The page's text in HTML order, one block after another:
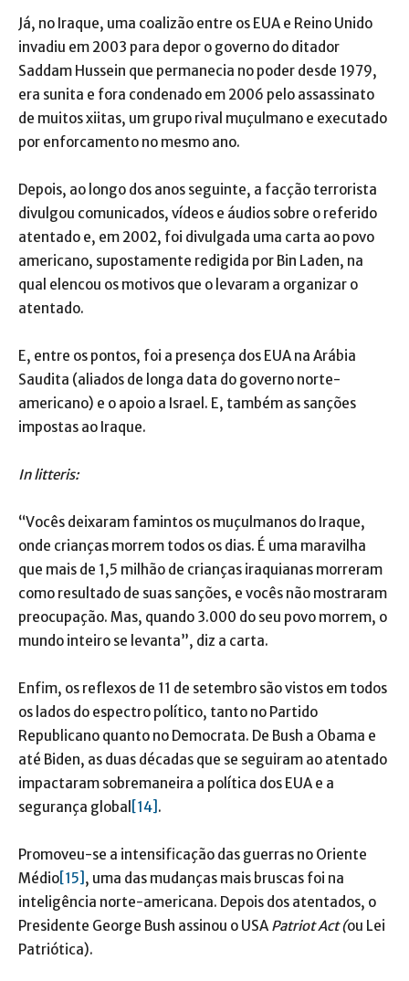
Já, no Iraque, uma coalizão entre os EUA e Reino Unido
invadiu em 2003 para depor o governo do ditador
Saddam Hussein que permanecia no poder desde 1979,
era sunita e fora condenado em 2006 pelo assassinato
de muitos xiitas, um grupo rival muçulmano e executado
por enforcamento no mesmo ano.
Depois, ao longo dos anos seguinte, a facção terrorista
divulgou comunicados, vídeos e áudios sobre o referido
atentado e, em 2002, foi divulgada uma carta ao povo
americano, supostamente redigida por Bin Laden, na
qual elencou os motivos que o levaram a organizar o
atentado.
E, entre os pontos, foi a presença dos EUA na Arábia
Saudita (aliados de longa data do governo norte-
americano) e o apoio a Israel. E, também as sanções
impostas ao Iraque.
In litteris:
“Vocês deixaram famintos os muçulmanos do Iraque,
onde crianças morrem todos os dias. É uma maravilha
que mais de 1,5 milhão de crianças iraquianas morreram
como resultado de suas sanções, e vocês não mostraram
preocupação. Mas, quando 3.000 do seu povo morrem, o
mundo inteiro se levanta”, diz a carta.
Enfim, os reflexos de 11 de setembro são vistos em todos
os lados do espectro político, tanto no Partido
Republicano quanto no Democrata. De Bush a Obama e
até Biden, as duas décadas que se seguiram ao atentado
impactaram sobremaneira a política dos EUA e a
segurança global
[14] .
Promoveu-se a intensificação das guerras no Oriente
Médio [15] , uma das mudanças mais bruscas foi na
inteligência norte-americana. Depois dos atentados, o
Presidente George Bush assinou o USA Patriot Act (ou Lei
Patriótica).